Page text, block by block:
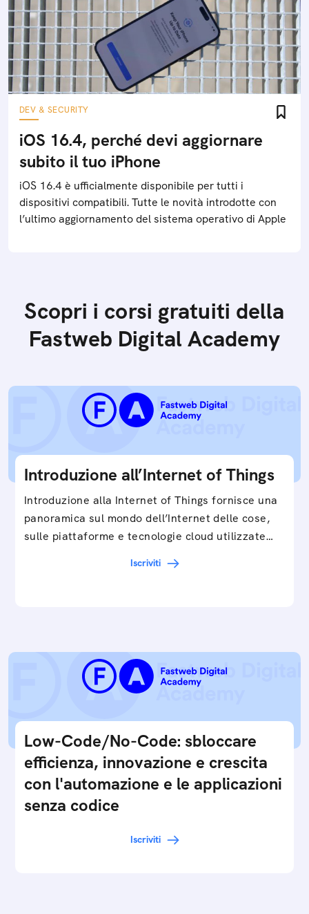
DEV & SECURITY
iOS 16.4, perché devi aggiornare
subito il tuo iPhone
iOS 16.4 è ufficialmente disponibile per tutti i
dispositivi compatibili. Tutte le novità introdotte con
l’ultimo aggiornamento del sistema operativo di Apple
Scopri i corsi gratuiti della
Fastweb Digital Academy
Introduzione all’Internet of Things
Introduzione alla Internet of Things fornisce una
panoramica sul mondo dell’Internet delle cose,
sulle piattaforme e tecnologie cloud utilizzate
Iscriviti
Low-Code/No-Code: sbloccare
efficienza, innovazione e crescita
con l'automazione e le applicazioni
senza codice
Iscriviti